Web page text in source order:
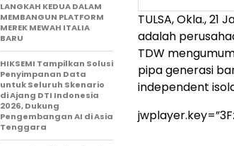
TULSA, Okla.,21
adalah
TDW
pipa generasi
independent
LANGKAH KEDUA DALAM
MEMBANGUN PLATFORM
MEREK MEWAH ITALIA
BARU
HIKSEMI Tampilkan Solusi
Penyimpanan Data
untuk Seluruh Skenario
di Ajang DTI Indonesia
2026, Dukung
Pengembangan AI di Asia
Tenggara